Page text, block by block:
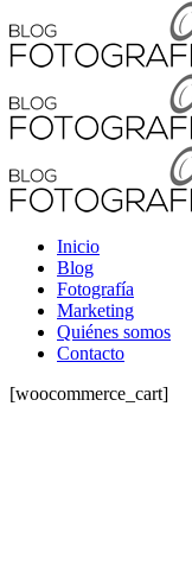
Inicio
Blog
Fotografía
Marketing
Quiénes somos
Contacto
[woocommerce_cart]